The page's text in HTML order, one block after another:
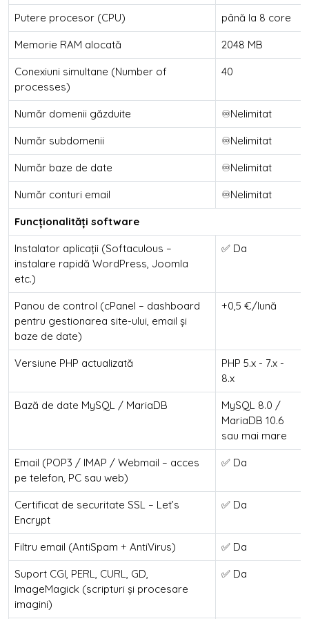
Putere procesor (CPU) până la 8 core
Memorie RAM alocată 2048 MB
Conexiuni simultane (Number of
processes)
40
Număr domenii găzduite ♾️Nelimitat
Număr subdomenii ♾️Nelimitat
Număr baze de date ♾️Nelimitat
Număr conturi email ♾️Nelimitat
Funcționalități software
Instalator aplicații (Softaculous –
instalare rapidă WordPress, Joomla
etc.)
✅ Da
Panou de control (cPanel – dashboard
pentru gestionarea site-ului, email și
baze de date)
+0,5 €/lună
Versiune PHP actualizată
PHP 5.x - 7.x -
8.x
Bază de date MySQL / MariaDB
MySQL 8.0 /
MariaDB 10.6
sau mai mare
Email (POP3 / IMAP / Webmail – acces
pe telefon, PC sau web)
✅ Da
Certificat de securitate SSL – Let’s
Encrypt
✅ Da
Filtru email (AntiSpam + AntiVirus) ✅ Da
Suport CGI, PERL, CURL, GD,
ImageMagick (scripturi și procesare
imagini)
✅ Da